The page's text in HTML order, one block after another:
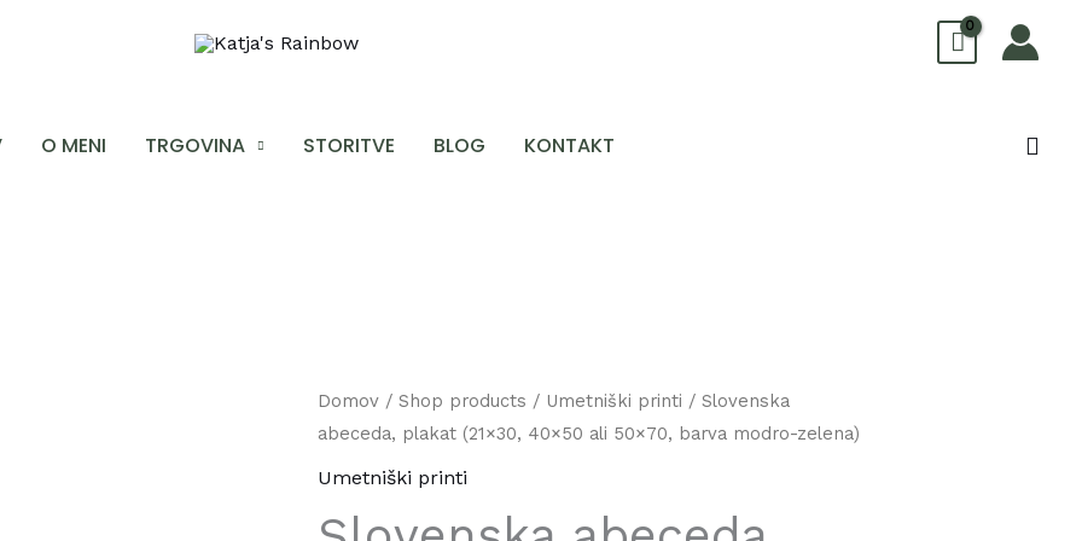
O MENI TRGOVINA STORITVE BLOG KONTAKT
Domov /Shop products / Umetniški printi / Slovenska
abeceda, plakat (21×30, 40×50 ali 50×70, barva modro-zelena)
Umetniški printi
Cenovni
Slovenska
abeceda,
plakat